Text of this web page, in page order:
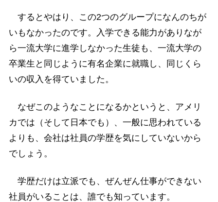
するとやはり、この2つのグループになんのちが
いもなかったのです。入学できる能力がありなが
ら一流大学に進学しなかった生徒も、一流大学の
卒業生と同じように有名企業に就職し、同じくら
いの収入を得ていました。
なぜこのようなことになるかというと、アメリ
カでは（そして日本でも）、一般に思われている
よりも、会社は社員の学歴を気にしていないから
でしょう。
学歴だけは立派でも、ぜんぜん仕事ができない
社員がいることは、誰でも知っています。